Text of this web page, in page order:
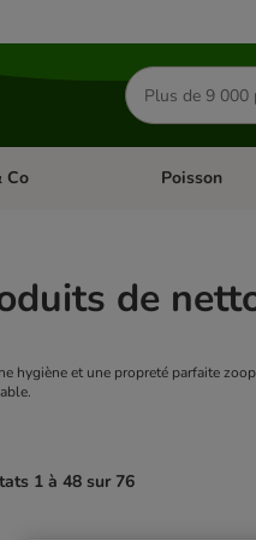
Rechercher
des
produits
Chat
Co Dérouler les
Poisson
de
hygiène et une propreté parfaite
1 à 48 sur 76